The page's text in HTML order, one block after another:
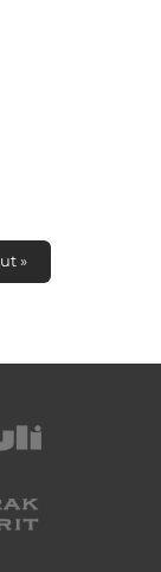
»